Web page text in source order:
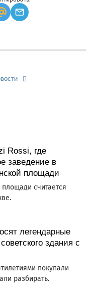
Rossi, где
заведение в
площади
считается
легендарные
здания с
покупали
разбирать.